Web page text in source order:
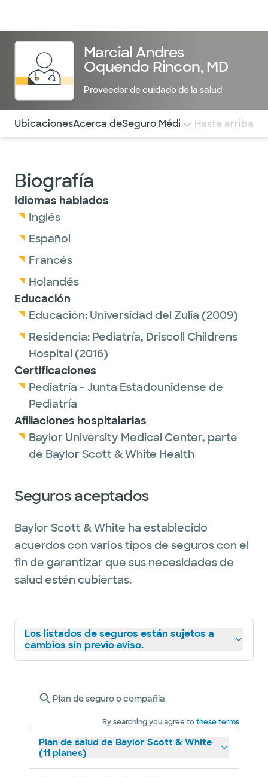
Marcial Andres
Oquendo Rincon, MD
Proveedor de cuidado de la salud
Utilice esta navegación para saltar rápidamente a
UbicacionesAcerca deSeguro Médico COMENTARIOS
Hasta arriba
Biografía
Idiomas hablados
Inglés
Español
Francés
Holandés
Educación
Educación: Universidad del Zulia (2009)
Residencia: Pediatría, Driscoll Childrens
Hospital (2016)
Certificaciones
Pediatría - Junta Estadounidense de
Pediatría
Afiliaciones hospitalarias
Baylor University Medical Center, parte
de Baylor Scott & White Health
Seguros aceptados
Baylor Scott & White ha establecido
acuerdos con varios tipos de seguros con el
fin de garantizar que sus necesidades de
salud estén cubiertas.
Los listados de seguros están sujetos a
cambios sin previo aviso.
Plan de seguro o compañía
By searching you agree tothese terms
Plan de salud de Baylor Scott & White
(11 planes)